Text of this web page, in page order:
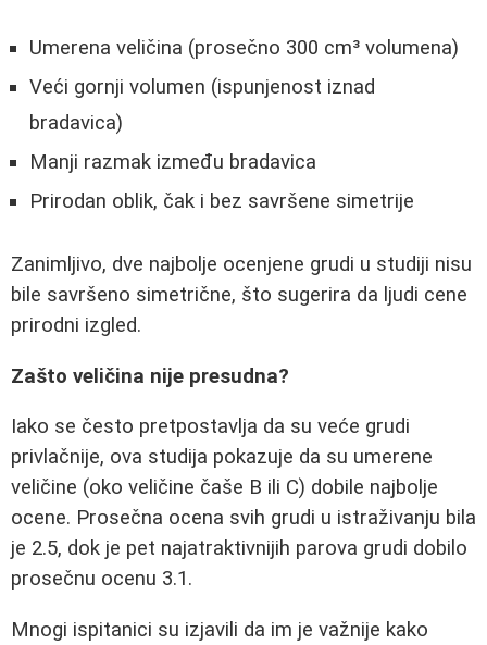
Umerena veličina (prosečno 300 cm³ volumena)
Veći gornji volumen (ispunjenost iznad
bradavica)
Manji razmak između bradavica
Prirodan oblik, čak i bez savršene simetrije
Zanimljivo, dve najbolje ocenjene grudi u studiji nisu
bile savršeno simetrične, što sugerira da ljudi cene
prirodni izgled.
Zašto veličina nije presudna?
Iako se često pretpostavlja da su veće grudi
privlačnije, ova studija pokazuje da su umerene
veličine (oko veličine čaše B ili C) dobile najbolje
ocene. Prosečna ocena svih grudi u istraživanju bila
je 2.5, dok je pet najatraktivnijih parova grudi dobilo
prosečnu ocenu 3.1.
Mnogi ispitanici su izjavili da im je važnije kako